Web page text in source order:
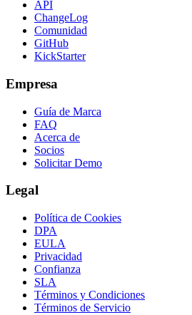
API
ChangeLog
Comunidad
GitHub
KickStarter
Empresa
Guía de Marca
FAQ
Acerca de
Socios
Solicitar Demo
Legal
Política de Cookies
DPA
EULA
Privacidad
Confianza
SLA
Términos y Condiciones
Términos de Servicio